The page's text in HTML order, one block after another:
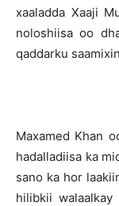
xaaladda Xaaji
noloshiisa oo
qaddarku
Maxamed Khan
hadalladiisa ka
sano ka hor
hilibkii